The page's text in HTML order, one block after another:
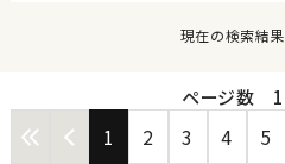
現在の検索結果
ページ数 1
1 2 3 4 5